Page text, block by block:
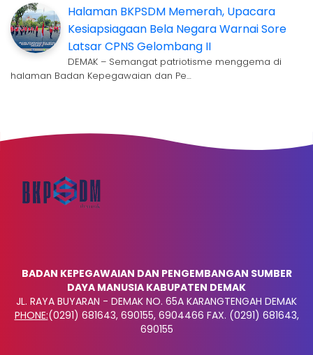
Halaman BKPSDM Memerah, Upacara
Kesiapsiagaan Bela Negara Warnai Sore
Latsar CPNS Gelombang II
DEMAK – Semangat patriotisme menggema di
halaman Badan Kepegawaian dan Pe…
BADAN KEPEGAWAIAN DAN PENGEMBANGAN SUMBER
DAYA MANUSIA KABUPATEN DEMAK
JL. RAYA BUYARAN - DEMAK NO. 65A KARANGTENGAH DEMAK
PHONE:(0291) 681643, 690155, 6904466 FAX. (0291) 681643,
690155